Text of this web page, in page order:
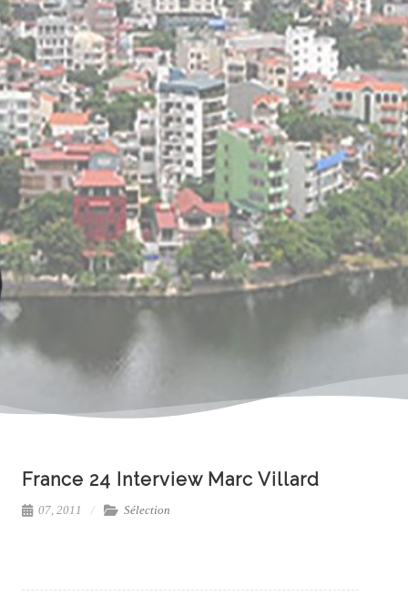
France 24 Interview Marc Villard
07, 2011 Sélection